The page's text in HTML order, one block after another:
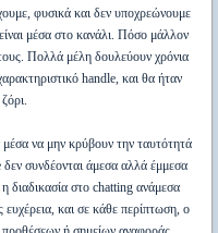
φυσικά και δεν υποχρεώνουμε
μέσα στο κανάλι. Πόσο μάλλον
Πολλά μέλη δουλεύουν χρόνια
handle, και θα ήταν
να μην κρύβουν την ταυτότητά
συνδέονται άμεσα αλλά έμμεσα
διαδικασία στο chatting ανάμεσα
ευχέρεια, και σε κάθε περίπτωση, ο